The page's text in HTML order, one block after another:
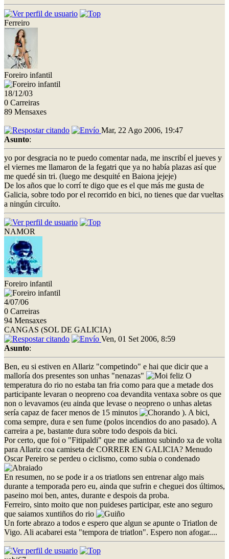
Ferreiro
Foreiro infantil
18/12/03
0 Carreiras
89 Mensaxes
Mar, 22 Ago 2006, 19:47
Asunto:
yo por desgracia no te puedo comentar nada, me inscribí el jueves y
el viernes me llamaron de la fegatri que ya no había plazas así que
me quedé sin tri. (luego me desquité en Baiona jejeje)
De los años que lo corrí te digo que es el que más me gusta de
Galicia, sobre todo por el recorrido en bici, no tienes que dar vueltas
a ningún circuíto.
NAMOR
Foreiro infantil
4/07/06
0 Carreiras
94 Mensaxes
CANGAS (SOL DE GALICIA)
Ven, 01 Set 2006, 8:59
Asunto:
Ben, eu si estiven en Allariz "competindo" e hai que dicir que a
malloría dos presentes son unhas "nenazas"
O
temperatura do rio no estaba tan fria como para que a metade dos
participante levaran o neopreno coa devandita ventaxa sobre os que
non o levavamos (eu ainda que levase o neopreno o unhas aletas
sería capaz de facer menos de 15 minutos
). A bici,
coma sempre, dura e sen fume (polos incendios do ano pasado). A
carreira a pe, bastante dura sobre todo despois da bici.
Por certo, que foi o "Fitipaldi" que me adiantou subindo xa de volta
para Allariz coa camiseta de CORRER EN GALICIA? Menudo
Oscar Pereiro se perdeu o ciclismo, como subia o condenado
En resumen, no se pode ir a os triatlons sen entrenar algo mais
durante a temporada pero eu, ainda que sufrin e cheguei dos últimos,
paseino moi ben, antes, durante e despois da proba.
Ferreiro, sinto moito que non puideses participar, este ano seguro
que saiamos xuntiños do rio
Un forte abrazo a todos e espero que algun se apunte o Triatlon de
Vigo. Ali acabarei esta "tempora de triatlon". Espero non afogar....